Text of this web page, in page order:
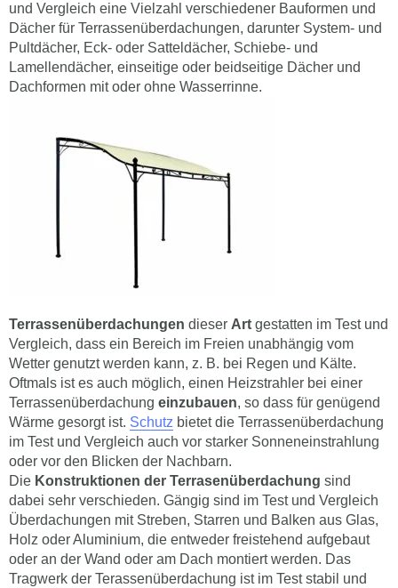
und Vergleich eine Vielzahl verschiedener Bauformen und
Dächer für Terrassenüberdachungen, darunter System- und
Pultdächer, Eck- oder Satteldächer, Schiebe- und
Lamellendächer, einseitige oder beidseitige Dächer und
Dachformen mit oder ohne Wasserrinne.
Terrassenüberdachungen dieser Art gestatten im Test und
Vergleich, dass ein Bereich im Freien unabhängig vom
Wetter genutzt werden kann, z. B. bei Regen und Kälte.
Oftmals ist es auch möglich, einen Heizstrahler bei einer
Terrassenüberdachung einzubauen, so dass für genügend
Wärme gesorgt ist. Schutz bietet die Terrassenüberdachung
im Test und Vergleich auch vor starker Sonneneinstrahlung
oder vor den Blicken der Nachbarn.
Die Konstruktionen der Terrasenüberdachung sind
dabei sehr verschieden. Gängig sind im Test und Vergleich
Überdachungen mit Streben, Starren und Balken aus Glas,
Holz oder Aluminium, die entweder freistehend aufgebaut
oder an der Wand oder am Dach montiert werden. Das
Tragwerk der Terassenüberdachung ist im Test stabil und